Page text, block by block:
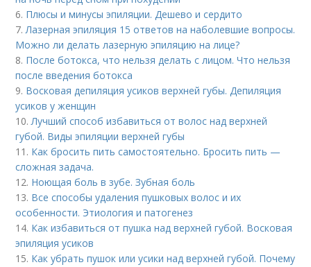
6. Плюсы и минусы эпиляции. Дешево и сердито
7. Лазерная эпиляция 15 ответов на наболевшие вопросы.
Можно ли делать лазерную эпиляцию на лице?
8. После ботокса, что нельзя делать с лицом. Что нельзя
после введения ботокса
9. Восковая депиляция усиков верхней губы. Депиляция
усиков у женщин
10. Лучший способ избавиться от волос над верхней
губой. Виды эпиляции верхней губы
11. Как бросить пить самостоятельно. Бросить пить —
сложная задача.
12. Ноющая боль в зубе. Зубная боль
13. Все способы удаления пушковых волос и их
особенности. Этиология и патогенез
14. Как избавиться от пушка над верхней губой. Восковая
эпиляция усиков
15. Как убрать пушок или усики над верхней губой. Почему